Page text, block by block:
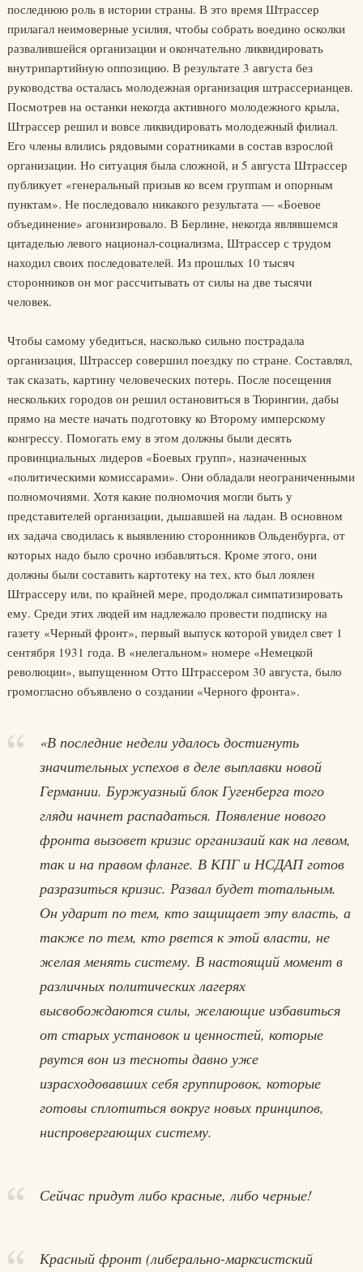
последнюю роль в истории страны. В это время Штрассер
прилагал неимоверные усилия, чтобы собрать воедино осколки
развалившейся организации и окончательно ликвидировать
внутрипартийную оппозицию. В результате 3 августа без
руководства осталась молодежная организация штрассерианцев.
Посмотрев на останки некогда активного молодежного крыла,
Штрассер решил и вовсе ликвидировать молодежный филиал.
Его члены влились рядовыми соратниками в состав взрослой
организации. Но ситуация была сложной, и 5 августа Штрассер
публикует «генеральный призыв ко всем группам и опорным
пунктам». Не последовало никакого результата — «Боевое
объединение» агонизировало. В Берлине, некогда являвшемся
цитаделью левого национал-социализма, Штрассер с трудом
находил своих последователей. Из прошлых 10 тысяч
сторонников он мог рассчитывать от силы на две тысячи
человек.
Чтобы самому убедиться, насколько сильно пострадала
организация, Штрассер совершил поездку по стране. Составлял,
так сказать, картину человеческих потерь. После посещения
нескольких городов он решил остановиться в Тюрингии, дабы
прямо на месте начать подготовку ко Второму имперскому
конгрессу. Помогать ему в этом должны были десять
провинциальных лидеров «Боевых групп», назначенных
«политическими комиссарами». Они обладали неограниченными
полномочиями. Хотя какие полномочия могли быть у
представителей организации, дышавшей на ладан. В основном
их задача сводилась к выявлению сторонников Ольденбурга, от
которых надо было срочно избавляться. Кроме этого, они
должны были составить картотеку на тех, кто был лоялен
Штрассеру или, по крайней мере, продолжал симпатизировать
ему. Среди этих людей им надлежало провести подписку на
газету «Черный фронт», первый выпуск которой увидел свет 1
сентября 1931 года. В «нелегальном» номере «Немецкой
революции», выпущенном Отто Штрассером 30 августа, было
громогласно объявлено о создании «Черного фронта».
«В последние недели удалось достигнуть
значительных успехов в деле выплавки новой
Германии. Буржуазный блок Гугенберга того
гляди начнет распадаться. Появление нового
фронта вызовет кризис организаий как на левом,
так и на правом фланге. В КПГ и НСДАП готов
разразиться кризис. Развал будет тотальным.
Он ударит по тем, кто защищает эту власть, а
также по тем, кто рвется к этой власти, не
желая менять систему. В настоящий момент в
различных политических лагерях
высвобождаются силы, желающие избавиться
от старых установок и ценностей, которые
рвутся вон из тесноты давно уже
израсходовавших себя группировок, которые
готовы сплотиться вокруг новых принципов,
ниспровергающих систему.
Сейчас придут либо красные, либо черные!
Красный фронт (либерально-марксистский